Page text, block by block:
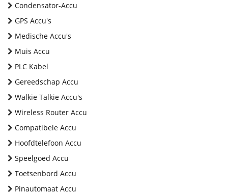
Condensator-Accu
GPS Accu's
Medische Accu's
Muis Accu
PLC Kabel
Gereedschap Accu
Walkie Talkie Accu's
Wireless Router Accu
Compatibele Accu
Hoofdtelefoon Accu
Speelgoed Accu
Toetsenbord Accu
Pinautomaat Accu